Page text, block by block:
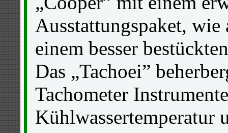
Ausstattungspaket, wie
einem besser
Das „Tachoei”
Tachometer
Kühlwassertemperatur